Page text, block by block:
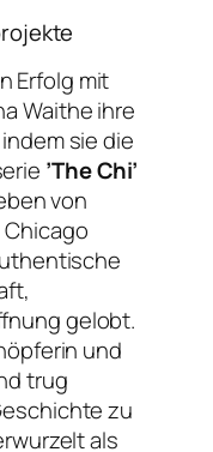
Erfolg mit
Waithe ihre
sie die
’The Chi’
von
gelobt.
und
trug
zu
als